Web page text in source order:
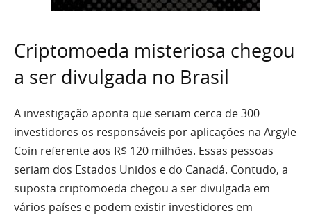
Criptomoeda misteriosa chegou
a ser divulgada no Brasil
A investigação aponta que seriam cerca de 300
investidores os responsáveis por aplicações na Argyle
Coin referente aos R$ 120 milhões. Essas pessoas
seriam dos Estados Unidos e do Canadá. Contudo, a
suposta criptomoeda chegou a ser divulgada em
vários países e podem existir investidores em